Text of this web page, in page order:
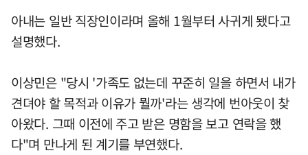
아내는 일반 직장인이라며 올해 1월부터 사귀게 됐다고
설명했다.
이상민은 "당시 '가족도 없는데 꾸준히 일을 하면서 내가
견뎌야 할 목적과 이유가 뭘까'라는 생각에 번아웃이 찾
아왔다. 그때 이전에 주고 받은 명함을 보고 연락을 했
다"며 만나게 된 계기를 부연했다.